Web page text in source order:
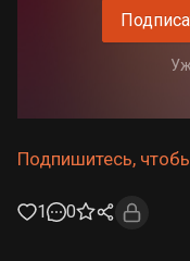
Подпишитесь,
1 0